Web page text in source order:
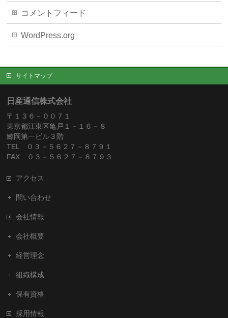
コメントフィード
WordPress.org
サイトマップ
日産通信株式会社
〒１３６－００７１
東京都江東区亀戸１－１６－８
鯨岡第一ビル３階
TEL ０３－５６２７－８７９１
FAX ０３－５６２７－８７９３
アクセス
問い合わせ
会社情報
会社概要
経営理念
組織構成
保有資格
採用情報